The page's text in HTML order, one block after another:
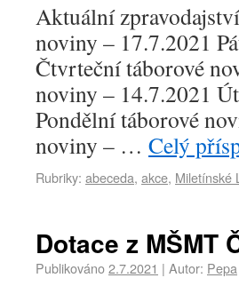
Aktuální
noviny – 17.7.2021
Čtvrteční táborové
noviny – 14.7.2021
Pondělní táborové
noviny – … Celý
Rubriky: abeceda, akce, Miletínské
Dotace z MŠMT
Publikováno2.7.2021 | Autor: Pepa